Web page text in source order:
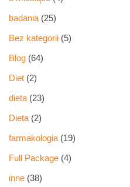
badania (25)
Bez kategorii (5)
Blog (64)
Diet (2)
dieta (23)
Dieta (2)
farmakologia (19)
Full Package (4)
inne (38)